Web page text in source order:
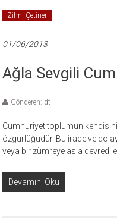
Zihni Çetiner
01/06/2013
Ağla Sevgili
Gönderen: dt
Cumhuriyet toplumun
özgürlüğüdür. Bu irade ve
veya bir zümreye asla
Devamını Oku